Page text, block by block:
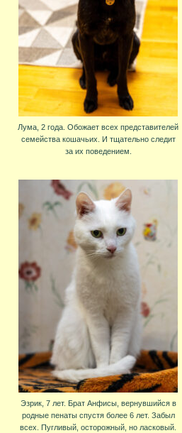
Лума, 2 года. Обожает всех представителей
семейства кошачьих. И тщательно следит
за их поведением.
Эзрик, 7 лет. Брат Анфисы, вернувшийся в
родные пенаты спустя более 6 лет. Забыл
всех. Пугливый, осторожный, но ласковый.